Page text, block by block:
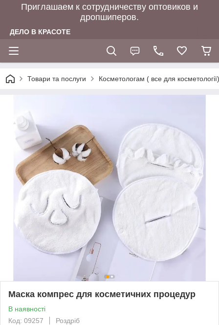
Приглашаем к сотрудничеству оптовиков и
дропшиперов.
ДЕЛО В КРАСОТЕ
Товари та послуги Косметологам ( все для косметології)
Маска компрес для косметичних процедур
В наявності
Код: 09257
Роздріб